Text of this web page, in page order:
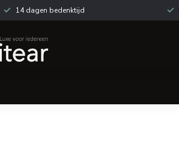
14 dagen bedenktijd